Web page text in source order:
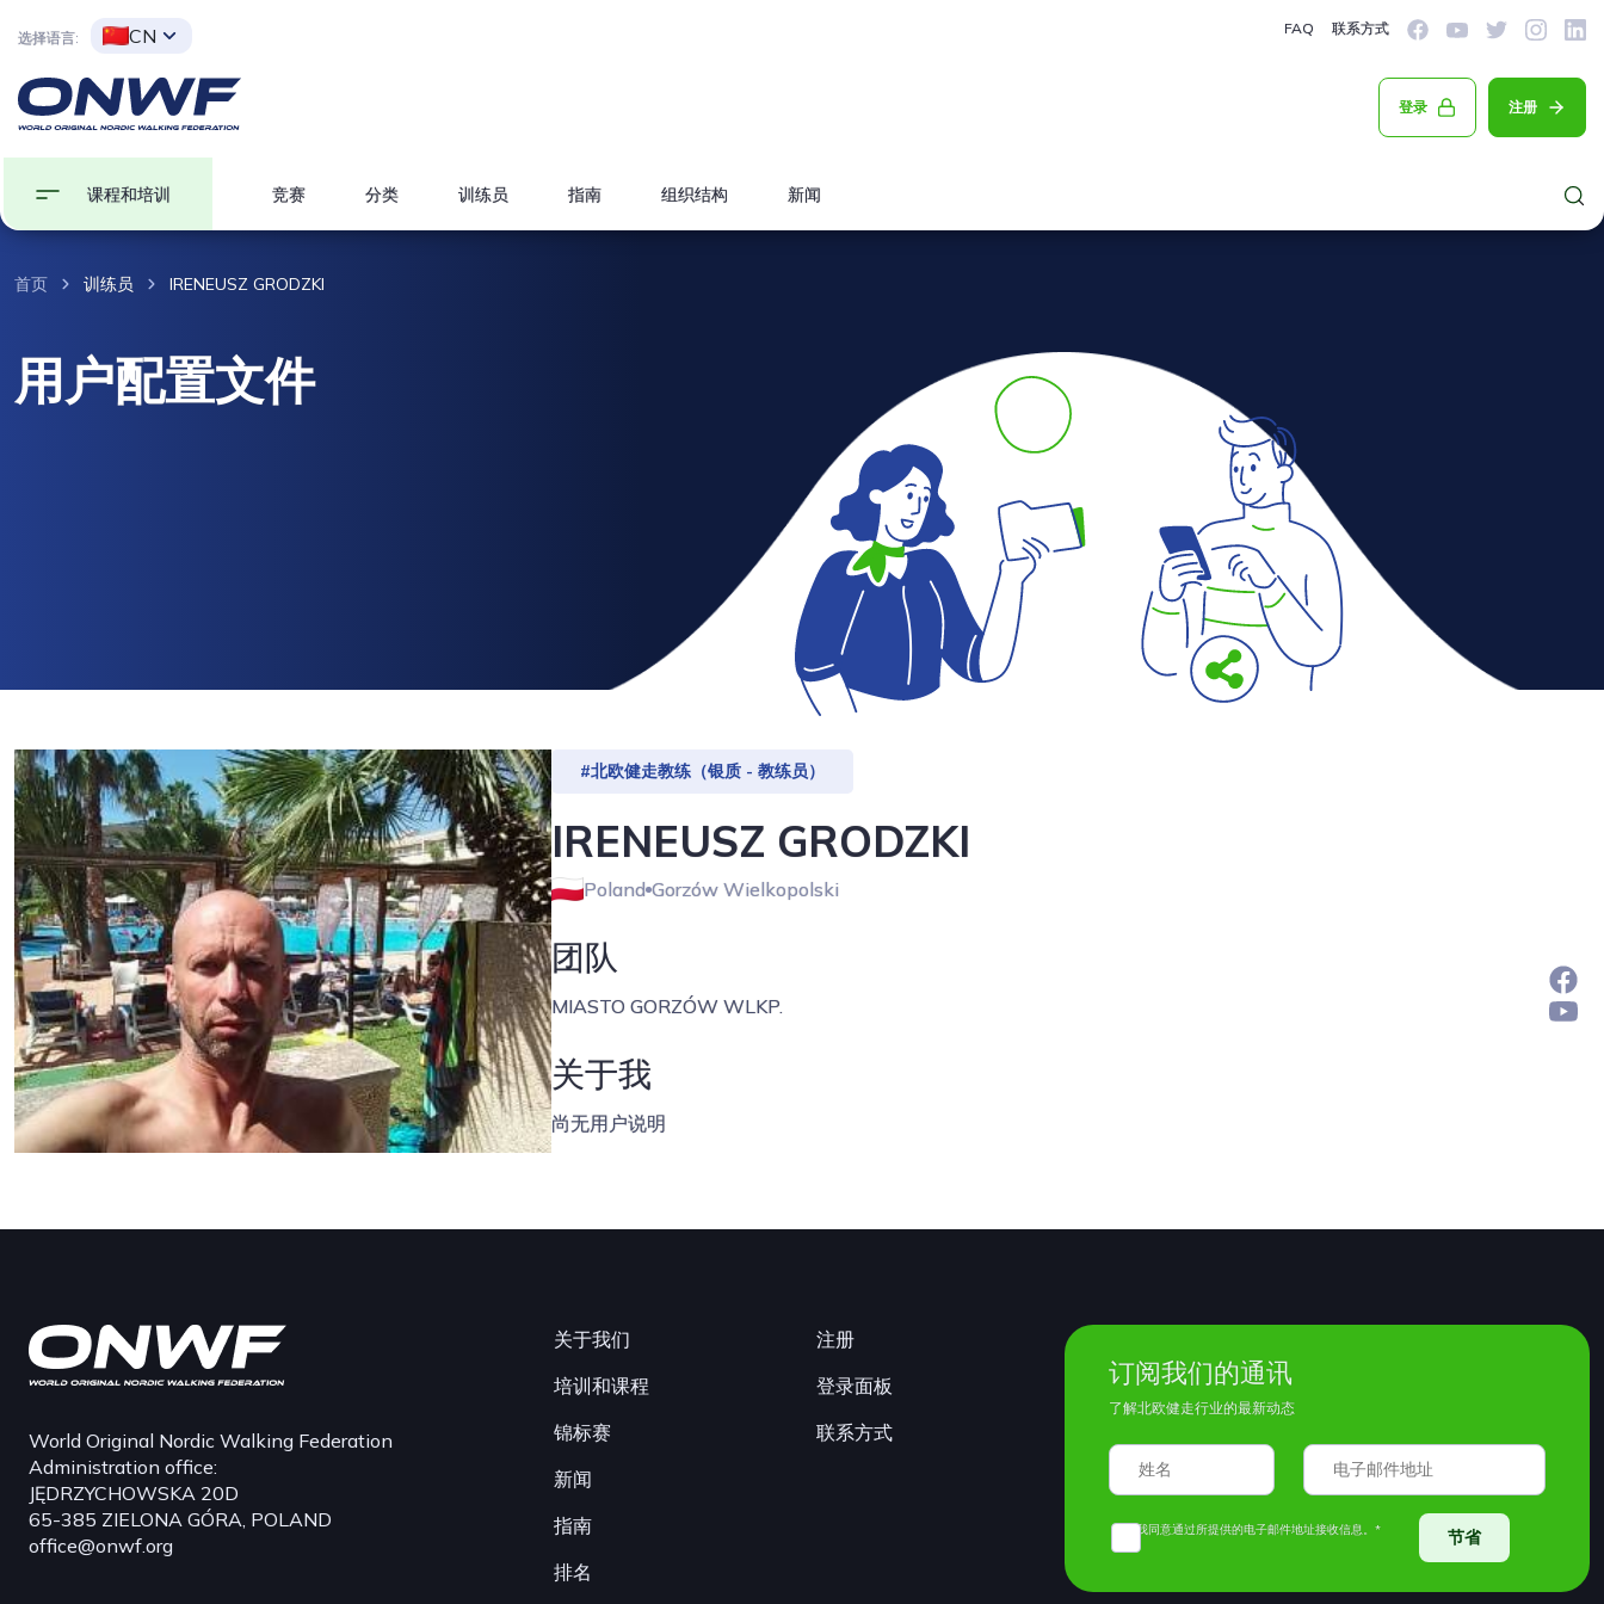
选择语言: CN FAQ 联系方式
登录 注册
课程和培训 竞赛 分类 训练员 指南 组织结构 新闻
首页 训练员 IRENEUSZ GRODZKI
用户配置文件
#北欧健走教练（银质 - 教练员）
IRENEUSZ GRODZKI
Poland Gorzów Wielkopolski
团队
MIASTO GORZÓW WLKP.
关于我
尚无用户说明
World Original Nordic Walking Federation
Administration office:
JĘDRZYCHOWSKA 20D
65-385 ZIELONA GÓRA, POLAND
office@onwf.org
关于我们
培训和课程
锦标赛
新闻
指南
排名
注册
登录面板
联系方式
订阅我们的通讯
了解北欧健走行业的最新动态
我同意通过所提供的电子邮件地址接收信息。* 节省